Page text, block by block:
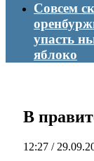
Совсем
упасть
яблоко
В
12:27 /